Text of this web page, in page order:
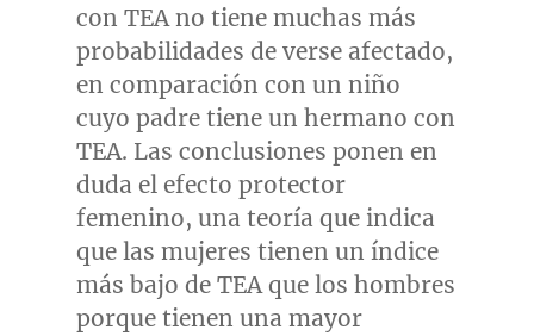
con TEA no tiene muchas más
probabilidades de verse afectado,
en comparación con un niño
cuyo padre tiene un hermano con
TEA. Las conclusiones ponen en
duda el efecto protector
femenino, una teoría que indica
que las mujeres tienen un índice
más bajo de TEA que los hombres
porque tienen una mayor